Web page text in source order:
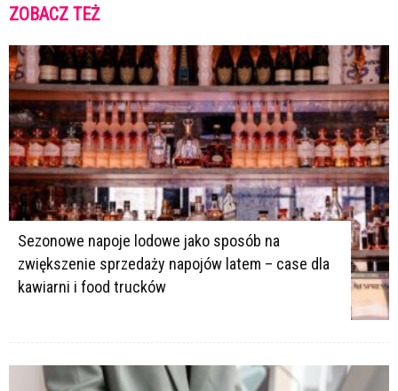
ZOBACZ TEŻ
Sezonowe napoje lodowe jako sposób na
zwiększenie sprzedaży napojów latem – case dla
kawiarni i food trucków